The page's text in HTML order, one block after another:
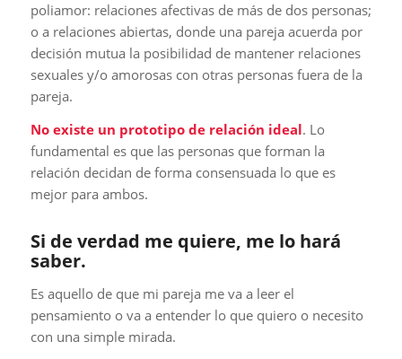
poliamor: relaciones afectivas de más de dos personas;
o a relaciones abiertas, donde una pareja acuerda por
decisión mutua la posibilidad de mantener relaciones
sexuales y/o amorosas con otras personas fuera de la
pareja.
No existe un prototipo de relación ideal. Lo
fundamental es que las personas que forman la
relación decidan de forma consensuada lo que es
mejor para ambos.
Si de verdad me quiere, me lo hará
saber.
Es aquello de que mi pareja me va a leer el
pensamiento o va a entender lo que quiero o necesito
con una simple mirada.